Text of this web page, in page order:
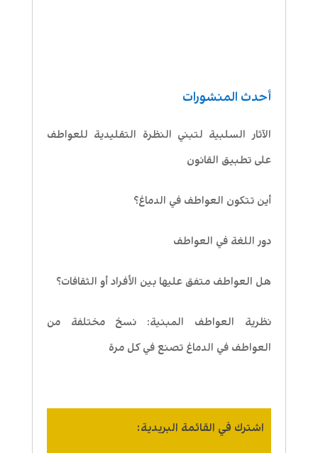
أحدث المنشورات
الآثار السلبية لتبني النظرة التقليدية للعواطف
على تطبيق القانون
أين تتكون العواطف في الدماغ؟
دور اللغة في العواطف
هل العواطف متفق عليها بين الأفراد أو الثقافات؟
نظرية العواطف المبنية: نسخ مختلفة من
العواطف في الدماغ تصنع في كل مرة
اشترك في القائمة البريدية: